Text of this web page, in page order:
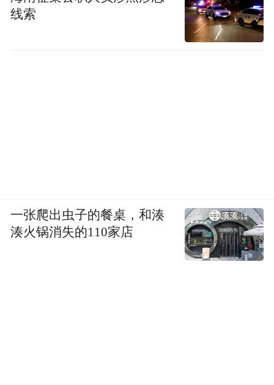
线索
一张爬出虫子的餐桌，和湊
湊火锅消失的110家店